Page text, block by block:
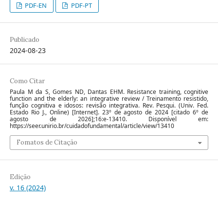
PDF-EN PDF-PT
Publicado
2024-08-23
Como Citar
Paula M da S, Gomes ND, Dantas EHM. Resistance training, cognitive
function and the elderly: an integrative review / Treinamento resistido,
função cognitiva e idosos: revisão integrativa. Rev. Pesqui. (Univ. Fed.
Estado Rio J., Online) [Internet]. 23º de agosto de 2024 [citado 6º de
agosto de 2026];16:e-13410. Disponível em:
https://seer.unirio.br/cuidadofundamental/article/view/13410
Fomatos de Citação
Edição
v. 16 (2024)